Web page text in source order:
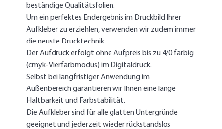
beständige Qualitätsfolien.
Um ein perfektes Endergebnis im Druckbild Ihrer
Aufkleber zu erziehlen, verwenden wir zudem immer
die neuste Drucktechnik.
Der Aufdruck erfolgt ohne Aufpreis bis zu 4/0 farbig
(cmyk-Vierfarbmodus) im Digitaldruck.
Selbst bei langfristiger Anwendung im
Außenbereich garantieren wir Ihnen eine lange
Haltbarkeit und Farbstabilität.
Die Aufkleber sind für alle glatten Untergründe
geeignet und jederzeit wieder rückstandslos